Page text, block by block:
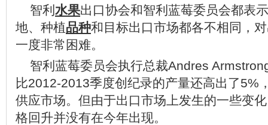
智利 水果出口协会和智利蓝莓委员会都表
地、种植品种和目标出口市场都各不相同，
一度非常困难。
智利蓝莓委员会执行总裁Andres
比2012-2013季度创纪录的产量还高出了5%
供应市场。但由于出口市场上发生的一些变
格回升并没有在今年出现。